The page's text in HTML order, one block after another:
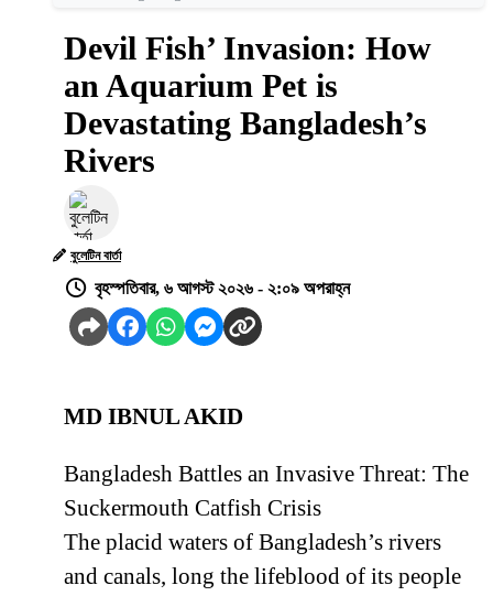
Devil Fish’ Invasion: How
an Aquarium Pet is
Devastating Bangladesh’s
Rivers
বুলেটিন বার্তা
বৃহস্পতিবার, ৬ আগস্ট ২০২৬ - ২:০৯ অপরাহ্ন
MD IBNUL AKID
Bangladesh Battles an Invasive Threat: The
Suckermouth Catfish Crisis
The placid waters of Bangladesh’s rivers
and canals, long the lifeblood of its people